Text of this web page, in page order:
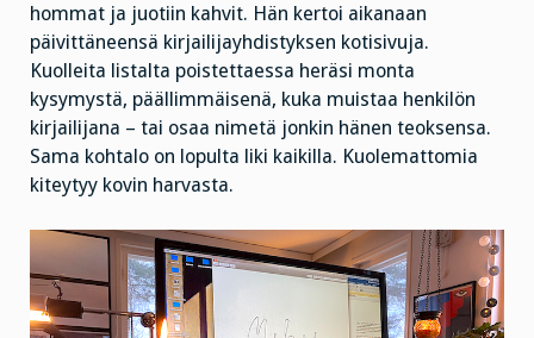
hommat ja juotiin kahvit. Hän kertoi aikanaan
päivittäneensä kirjailijayhdistyksen kotisivuja.
Kuolleita listalta poistettaessa heräsi monta
kysymystä, päällimmäisenä, kuka muistaa henkilön
kirjailijana – tai osaa nimetä jonkin hänen teoksensa.
Sama kohtalo on lopulta liki kaikilla. Kuolemattomia
kiteytyy kovin harvasta.